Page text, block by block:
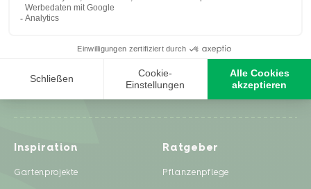
Inspiration
Gartenprojekte
Ratgeber
Pflanzenpflege